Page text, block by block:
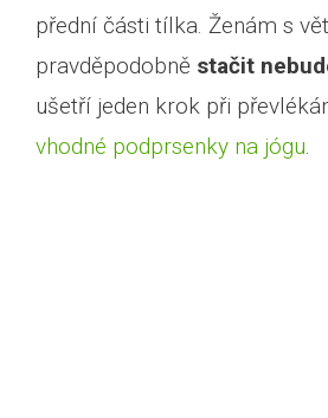
přední části tílka. Ženám s
pravděpodobně stačit
ušetří jeden krok při
vhodné podprsenky na jógu.